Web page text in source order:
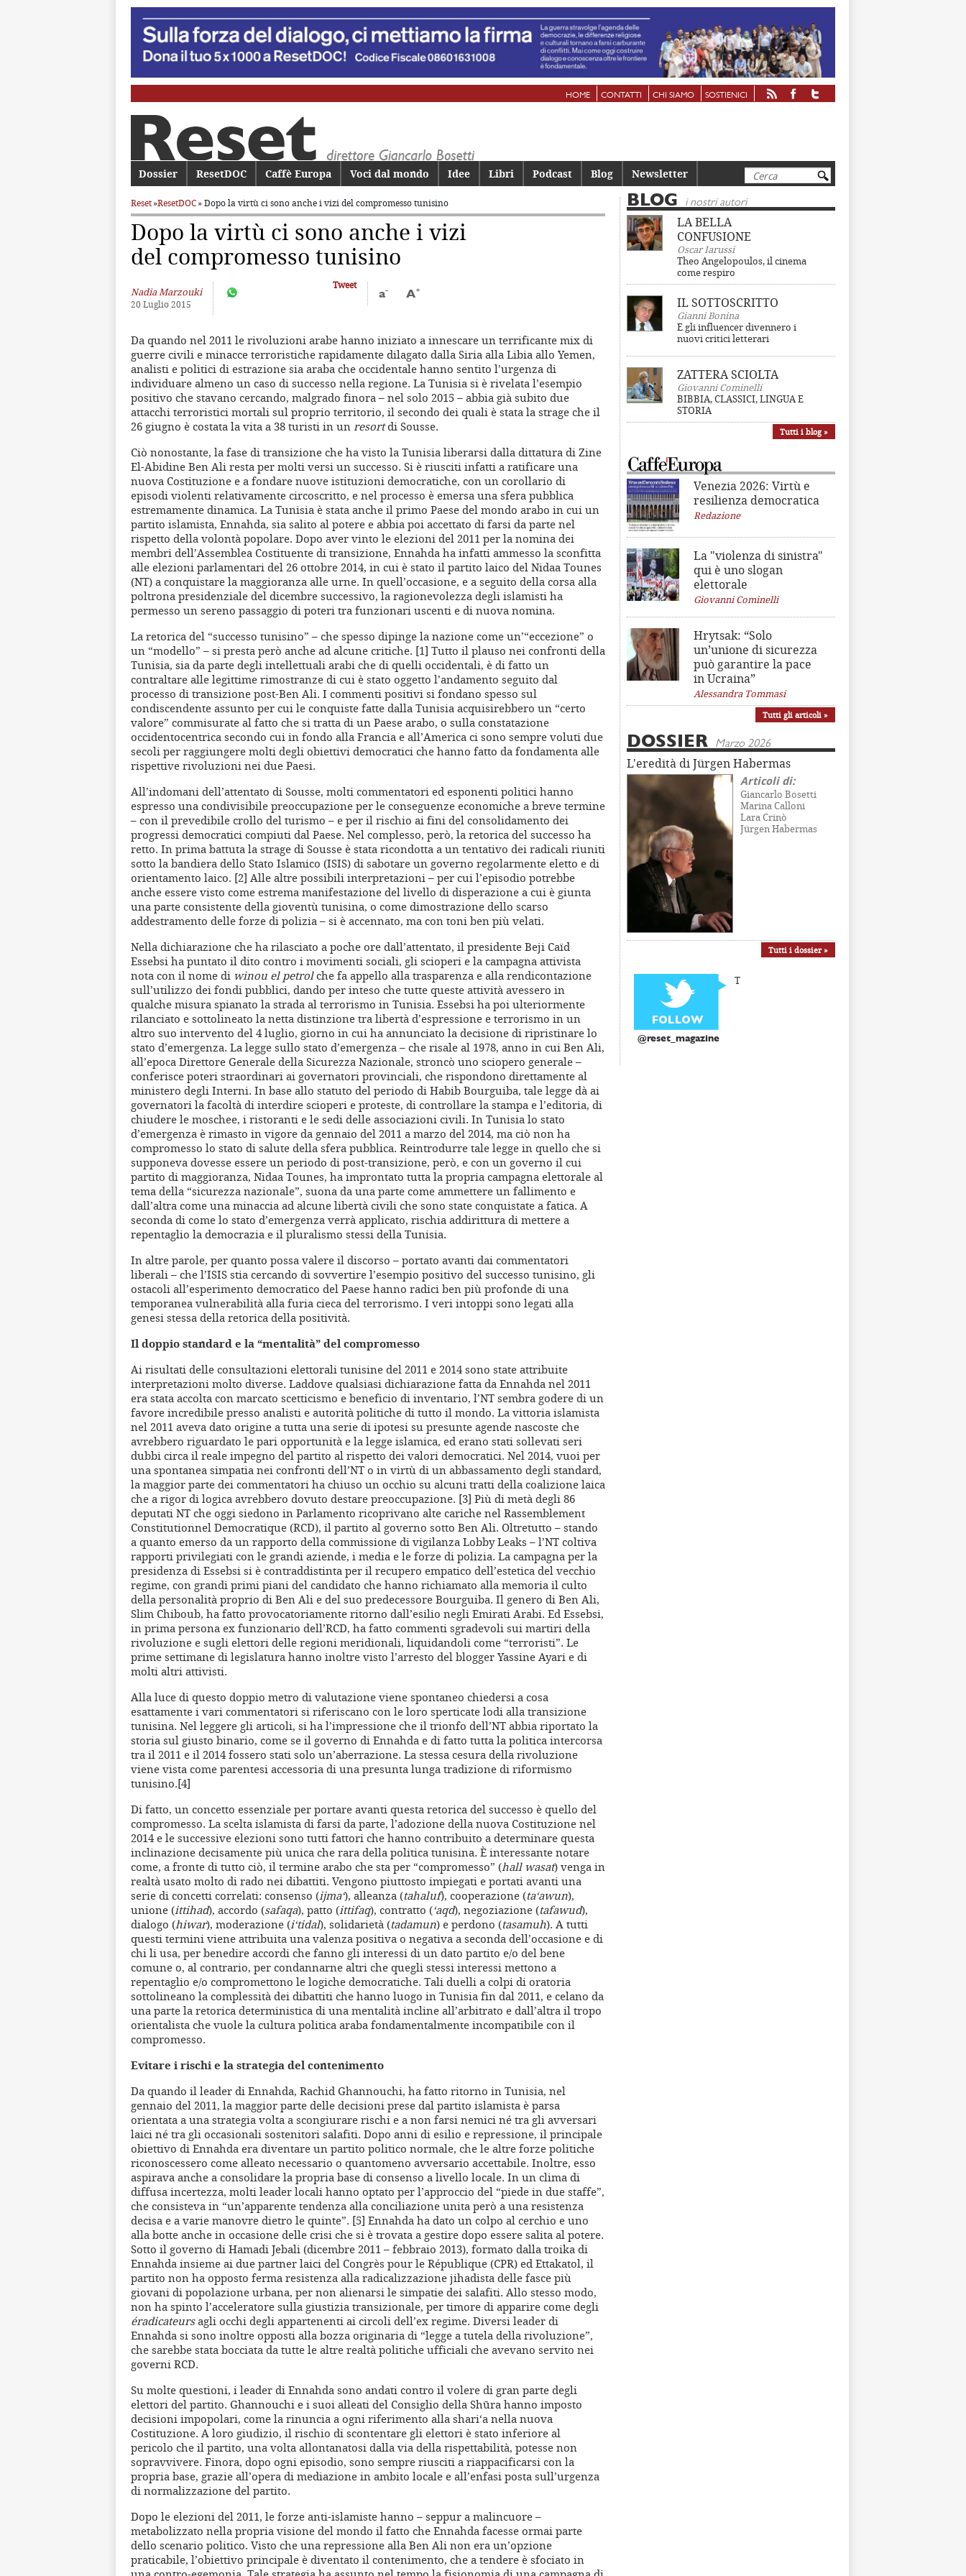
HOME CONTATTI CHI SIAMO SOSTIENICI
Cerca
Menu principale
Vai al contenuto principale
Vai al contenuto secondario
Dossier ResetDOC Caffè Europa Voci dal mondo Idee Libri Podcast Blog Newsletter
Reset»ResetDOC» Dopo la virtù ci sono anche i vizidel compromesso tunisino
Dopo la virtù ci sono anche i vizi
del compromesso tunisino
Nadia Marzouki
20 Luglio 2015
Tweet
a- A+
Da quando nel 2011 le rivoluzioni arabe hanno iniziato a innescare un terrificante mix di
guerre civili e minacce terroristiche rapidamente dilagato dalla Siria alla Libia allo Yemen,
analisti e politici di estrazione sia araba che occidentale hanno sentito l’urgenza di
individuare almeno un caso di successo nella regione. La Tunisia si è rivelata l’esempio
positivo che stavano cercando, malgrado finora – nel solo 2015 – abbia già subito due
attacchi terroristici mortali sul proprio territorio, il secondo dei quali è stata la strage che il
26 giugno è costata la vita a 38 turisti in un resortdi Sousse.
Ciò nonostante, la fase di transizione che ha visto la Tunisia liberarsi dalla dittatura di Zine
El-Abidine Ben Ali resta per molti versi un successo. Si è riusciti infatti a ratificare una
nuova Costituzione e a fondare nuove istituzioni democratiche, con un corollario di
episodi violenti relativamente circoscritto, e nel processo è emersa una sfera pubblica
estremamente dinamica. La Tunisia è stata anche il primo Paese del mondo arabo in cui un
partito islamista, Ennahda, sia salito al potere e abbia poi accettato di farsi da parte nel
rispetto della volontà popolare. Dopo aver vinto le elezioni del 2011 per la nomina dei
membri dell’Assemblea Costituente di transizione, Ennahda ha infatti ammesso la sconfitta
alle elezioni parlamentari del 26 ottobre 2014, in cui è stato il partito laico del Nidaa Tounes
(NT) a conquistare la maggioranza alle urne. In quell’occasione, e a seguito della corsa alla
poltrona presidenziale del dicembre successivo, la ragionevolezza degli islamisti ha
permesso un sereno passaggio di poteri tra funzionari uscenti e di nuova nomina.
La retorica del “successo tunisino” – che spesso dipinge la nazione come un’“eccezione” o
un “modello” – si presta però anche ad alcune critiche. [1] Tutto il plauso nei confronti della
Tunisia, sia da parte degli intellettuali arabi che di quelli occidentali, è di fatto un
contraltare alle legittime rimostranze di cui è stato oggetto l’andamento seguito dal
processo di transizione post-Ben Ali. I commenti positivi si fondano spesso sul
condiscendente assunto per cui le conquiste fatte dalla Tunisia acquisirebbero un “certo
valore” commisurate al fatto che si tratta di un Paese arabo, o sulla constatazione
occidentocentrica secondo cui in fondo alla Francia e all’America ci sono sempre voluti due
secoli per raggiungere molti degli obiettivi democratici che hanno fatto da fondamenta alle
rispettive rivoluzioni nei due Paesi.
All’indomani dell’attentato di Sousse, molti commentatori ed esponenti politici hanno
espresso una condivisibile preoccupazione per le conseguenze economiche a breve termine
– con il prevedibile crollo del turismo – e per il rischio ai fini del consolidamento dei
progressi democratici compiuti dal Paese. Nel complesso, però, la retorica del successo ha
retto. In prima battuta la strage di Sousse è stata ricondotta a un tentativo dei radicali riuniti
sotto la bandiera dello Stato Islamico (ISIS) di sabotare un governo regolarmente eletto e di
orientamento laico. [2] Alle altre possibili interpretazioni – per cui l’episodio potrebbe
anche essere visto come estrema manifestazione del livello di disperazione a cui è giunta
una parte consistente della gioventù tunisina, o come dimostrazione dello scarso
addestramento delle forze di polizia – si è accennato, ma con toni ben più velati.
Nella dichiarazione che ha rilasciato a poche ore dall’attentato, il presidente Beji Caïd
Essebsi ha puntato il dito contro i movimenti sociali, gli scioperi e la campagna attivista
nota con il nome di winou el petrolche fa appello alla trasparenza e alla rendicontazione
sull’utilizzo dei fondi pubblici, dando per inteso che tutte queste attività avessero in
qualche misura spianato la strada al terrorismo in Tunisia. Essebsi ha poi ulteriormente
rilanciato e sottolineato la netta distinzione tra libertà d’espressione e terrorismo in un
altro suo intervento del 4 luglio, giorno in cui ha annunciato la decisione di ripristinare lo
stato d’emergenza. La legge sullo stato d’emergenza – che risale al 1978, anno in cui Ben Ali,
all’epoca Direttore Generale della Sicurezza Nazionale, stroncò uno sciopero generale –
conferisce poteri straordinari ai governatori provinciali, che rispondono direttamente al
ministero degli Interni. In base allo statuto del periodo di Habib Bourguiba, tale legge dà ai
governatori la facoltà di interdire scioperi e proteste, di controllare la stampa e l’editoria, di
chiudere le moschee, i ristoranti e le sedi delle associazioni civili. In Tunisia lo stato
d’emergenza è rimasto in vigore da gennaio del 2011 a marzo del 2014, ma ciò non ha
compromesso lo stato di salute della sfera pubblica. Reintrodurre tale legge in quello che si
supponeva dovesse essere un periodo di post-transizione, però, e con un governo il cui
partito di maggioranza, Nidaa Tounes, ha improntato tutta la propria campagna elettorale al
tema della “sicurezza nazionale”, suona da una parte come ammettere un fallimento e
dall’altra come una minaccia ad alcune libertà civili che sono state conquistate a fatica. A
seconda di come lo stato d’emergenza verrà applicato, rischia addirittura di mettere a
repentaglio la democrazia e il pluralismo stessi della Tunisia.
In altre parole, per quanto possa valere il discorso – portato avanti dai commentatori
liberali – che l’ISIS stia cercando di sovvertire l’esempio positivo del successo tunisino, gli
ostacoli all’esperimento democratico del Paese hanno radici ben più profonde di una
temporanea vulnerabilità alla furia cieca del terrorismo. I veri intoppi sono legati alla
genesi stessa della retorica della positività.
Il doppio standard e la “mentalità” del compromesso
Ai risultati delle consultazioni elettorali tunisine del 2011 e 2014 sono state attribuite
interpretazioni molto diverse. Laddove qualsiasi dichiarazione fatta da Ennahda nel 2011
era stata accolta con marcato scetticismo e beneficio di inventario, l’NT sembra godere di un
favore incredibile presso analisti e autorità politiche di tutto il mondo. La vittoria islamista
nel 2011 aveva dato origine a tutta una serie di ipotesi su presunte agende nascoste che
avrebbero riguardato le pari opportunità e la legge islamica, ed erano stati sollevati seri
dubbi circa il reale impegno del partito al rispetto dei valori democratici. Nel 2014, vuoi per
una spontanea simpatia nei confronti dell’NT o in virtù di un abbassamento degli standard,
la maggior parte dei commentatori ha chiuso un occhio su alcuni tratti della coalizione laica
che a rigor di logica avrebbero dovuto destare preoccupazione. [3] Più di metà degli 86
deputati NT che oggi siedono in Parlamento ricoprivano alte cariche nel Rassemblement
Constitutionnel Democratique (RCD), il partito al governo sotto Ben Ali. Oltretutto – stando
a quanto emerso da un rapporto della commissione di vigilanza Lobby Leaks – l’NT coltiva
rapporti privilegiati con le grandi aziende, i media e le forze di polizia. La campagna per la
presidenza di Essebsi si è contraddistinta per il recupero empatico dell’estetica del vecchio
regime, con grandi primi piani del candidato che hanno richiamato alla memoria il culto
della personalità proprio di Ben Ali e del suo predecessore Bourguiba. Il genero di Ben Ali,
Slim Chiboub, ha fatto provocatoriamente ritorno dall’esilio negli Emirati Arabi. Ed Essebsi,
in prima persona ex funzionario dell’RCD, ha fatto commenti sgradevoli sui martiri della
rivoluzione e sugli elettori delle regioni meridionali, liquidandoli come “terroristi”. Le
prime settimane di legislatura hanno inoltre visto l’arresto del blogger Yassine Ayari e di
molti altri attivisti.
Alla luce di questo doppio metro di valutazione viene spontaneo chiedersi a cosa
esattamente i vari commentatori si riferiscano con le loro sperticate lodi alla transizione
tunisina. Nel leggere gli articoli, si ha l’impressione che il trionfo dell’NT abbia riportato la
storia sul giusto binario, come se il governo di Ennahda e di fatto tutta la politica intercorsa
tra il 2011 e il 2014 fossero stati solo un’aberrazione. La stessa cesura della rivoluzione
viene vista come parentesi accessoria di una presunta lunga tradizione di riformismo
tunisino.[4]
Di fatto, un concetto essenziale per portare avanti questa retorica del successo è quello del
compromesso. La scelta islamista di farsi da parte, l’adozione della nuova Costituzione nel
2014 e le successive elezioni sono tutti fattori che hanno contribuito a determinare questa
inclinazione decisamente più unica che rara della politica tunisina. È interessante notare
come, a fronte di tutto ciò, il termine arabo che sta per “compromesso” (hall wasat) venga in
realtà usato molto di rado nei dibattiti. Vengono piuttosto impiegati e portati avanti una
serie di concetti correlati: consenso (ijma‘), alleanza (tahaluf), cooperazione (ta‘awun),
unione (ittihad), accordo (safaqa), patto (ittifaq), contratto (‘aqd), negoziazione (tafawud),
dialogo (hiwar), moderazione (i‘tidal), solidarietà (tadamun) e perdono (tasamuh). A tutti
questi termini viene attribuita una valenza positiva o negativa a seconda dell’occasione e di
chi li usa, per benedire accordi che fanno gli interessi di un dato partito e/o del bene
comune o, al contrario, per condannarne altri che quegli stessi interessi mettono a
repentaglio e/o compromettono le logiche democratiche. Tali duelli a colpi di oratoria
sottolineano la complessità dei dibattiti che hanno luogo in Tunisia fin dal 2011, e celano da
una parte la retorica deterministica di una mentalità incline all’arbitrato e dall’altra il tropo
orientalista che vuole la cultura politica araba fondamentalmente incompatibile con il
compromesso.
Evitare i rischi e la strategia del contenimento
Da quando il leader di Ennahda, Rachid Ghannouchi, ha fatto ritorno in Tunisia, nel
gennaio del 2011, la maggior parte delle decisioni prese dal partito islamista è parsa
orientata a una strategia volta a scongiurare rischi e a non farsi nemici né tra gli avversari
laici né tra gli occasionali sostenitori salafiti. Dopo anni di esilio e repressione, il principale
obiettivo di Ennahda era diventare un partito politico normale, che le altre forze politiche
riconoscessero come alleato necessario o quantomeno avversario accettabile. Inoltre, esso
aspirava anche a consolidare la propria base di consenso a livello locale. In un clima di
diffusa incertezza, molti leader locali hanno optato per l’approccio del “piede in due staffe”,
che consisteva in “un’apparente tendenza alla conciliazione unita però a una resistenza
decisa e a varie manovre dietro le quinte”. [5] Ennahda ha dato un colpo al cerchio e uno
alla botte anche in occasione delle crisi che si è trovata a gestire dopo essere salita al potere.
Sotto il governo di Hamadi Jebali (dicembre 2011 – febbraio 2013), formato dalla troika di
Ennahda insieme ai due partner laici del Congrès pour le République (CPR) ed Ettakatol, il
partito non ha opposto ferma resistenza alla radicalizzazione jihadista delle fasce più
giovani di popolazione urbana, per non alienarsi le simpatie dei salafiti. Allo stesso modo,
non ha spinto l’acceleratore sulla giustizia transizionale, per timore di apparire come degli
éradicateursagli occhi degli appartenenti ai circoli dell’ex regime. Diversi leader di
Ennahda si sono inoltre opposti alla bozza originaria di “legge a tutela della rivoluzione”,
che sarebbe stata bocciata da tutte le altre realtà politiche ufficiali che avevano servito nei
governi RCD.
Su molte questioni, i leader di Ennahda sono andati contro il volere di gran parte degli
elettori del partito. Ghannouchi e i suoi alleati del Consiglio della Shūra hanno imposto
decisioni impopolari, come la rinuncia a ogni riferimento alla shari‘a nella nuova
Costituzione. A loro giudizio, il rischio di scontentare gli elettori è stato inferiore al
pericolo che il partito, una volta allontanatosi dalla via della rispettabilità, potesse non
sopravvivere. Finora, dopo ogni episodio, sono sempre riusciti a riappacificarsi con la
propria base, grazie all’opera di mediazione in ambito locale e all’enfasi posta sull’urgenza
di normalizzazione del partito.
Dopo le elezioni del 2011, le forze anti-islamiste hanno – seppur a malincuore –
metabolizzato nella propria visione del mondo il fatto che Ennahda facesse ormai parte
dello scenario politico. Visto che una repressione alla Ben Ali non era un’opzione
praticabile, l’obiettivo principale è diventato il contenimento, che a tendere è sfociato in
BLOG i nostri autori
LA BELLA
CONFUSIONE
Oscar Iarussi
Theo Angelopoulos, il cinema
come respiro
IL SOTTOSCRITTO
Gianni Bonina
E gli influencer divennero i
nuovi critici letterari
ZATTERA SCIOLTA
Giovanni Cominelli
BIBBIA, CLASSICI, LINGUA E
STORIA
Tutti i blog »
Venezia 2026: Virtù e
resilienza democratica
Redazione
La "violenza di sinistra"
qui è uno slogan
elettorale
Giovanni Cominelli
Hrytsak: “Solo
un’unione di sicurezza
può garantire la pace
in Ucraina”
Alessandra Tommasi
Tutti gli articoli »
DOSSIER Marzo 2026
L'eredità di Jürgen Habermas
Articoli di:
Giancarlo Bosetti
Marina Calloni
Lara Crinò
Jürgen Habermas
Tutti i dossier »
@reset_magazine
T